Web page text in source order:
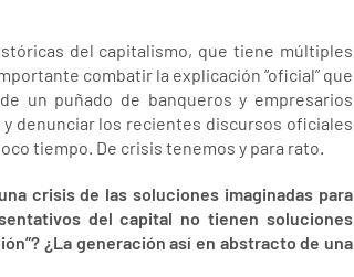
del capitalismo, que tiene múltiples
combatir la explicación “oficial” que
un puñado de banqueros y empresarios
denunciar los recientes discursos oficiales
tiempo. De crisis tenemos y para rato.
crisis de las soluciones imaginadas para
del capital no tienen soluciones
¿La generación así en abstracto de una